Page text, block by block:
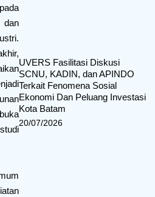
dan
UVERS Fasilitasi Diskusi
SCNU, KADIN, dan APINDO
Terkait Fenomena Sosial
Ekonomi Dan Peluang Investasi
Kota Batam
20/07/2026